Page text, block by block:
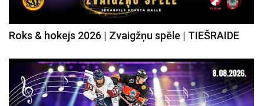
Roks & hokejs 2026 | Zvaigžņu spēle | TIEŠRAIDE